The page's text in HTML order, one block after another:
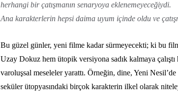
herhangi bir çatışmanın senaryoya eklenemeyeceğiydi.
Ana karakterlerin hepsi daima uyum içinde oldu ve
Bu güzel günler, yeni filme kadar sürmeyecekti; ki bu
Uzay Dokuz hem ütopik versiyona sadık kalmaya
varoluşsal meseleler yarattı. Örneğin, dine, Yeni
seküler ütopyasındaki birçok karakterin ilkel olarak